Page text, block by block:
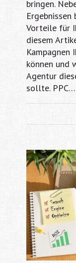
bringen.
Vorteile für
diesem
Kampagnen
können und
Agentur
sollte. PPC…